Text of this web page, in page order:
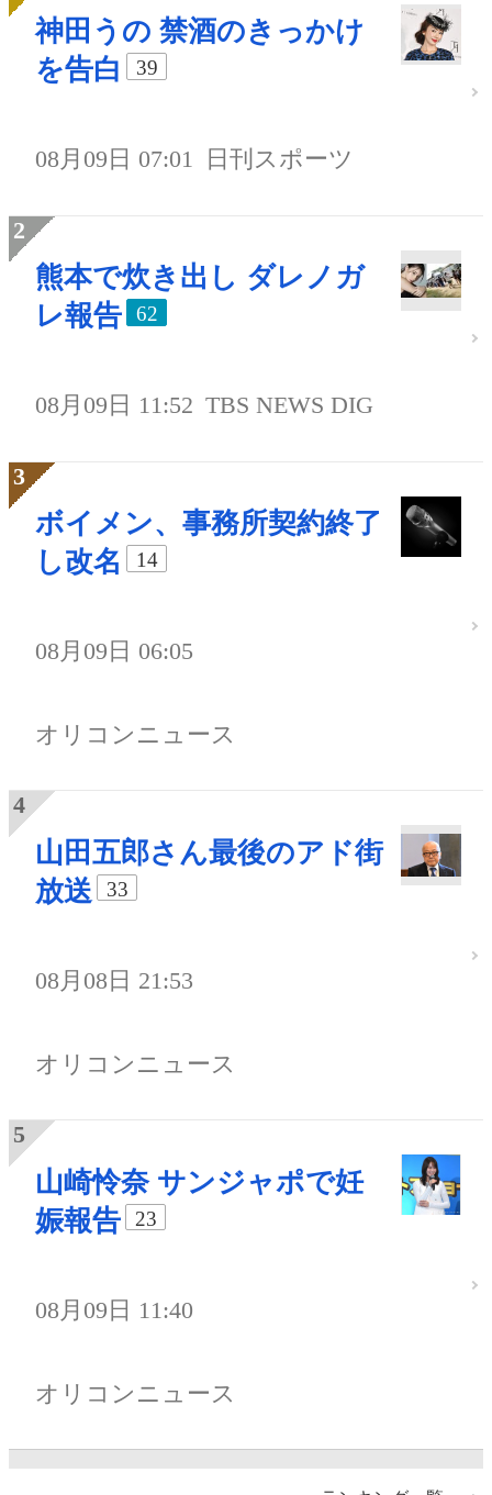
神田うの 禁酒のきっかけ
を告白
39
08月09日 07:01 日刊スポーツ
熊本で炊き出し ダレノガ
レ報告
62
08月09日 11:52 TBS NEWS DIG
ボイメン、事務所契約終了
し改名
14
08月09日 06:05
オリコンニュース
山田五郎さん最後のアド街
放送
33
08月08日 21:53
オリコンニュース
山崎怜奈 サンジャポで妊
娠報告
23
08月09日 11:40
オリコンニュース